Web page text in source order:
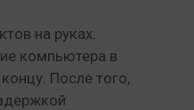
на руках.
компьютера в
После того,